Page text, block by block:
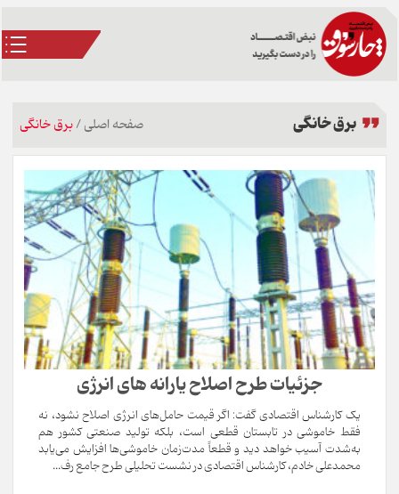
برق خانگی صفحه اصلی/برق خانگی
جزئیات طرح اصلاح یارانه های انرژی
یک کارشناس اقتصادی گفت: اگر قیمت حامل‌های انرژی اصلاح نشود، نه
فقط خاموشی در تابستان قطعی است، بلکه تولید صنعتی کشور هم
به‌شدت آسیب خواهد دید و قطعاً مدت‌زمان خاموشی‌ها افزایش می‌یابد
محمدعلی خادم، کارشناس اقتصادی در نشست تحلیلی طرح جامع رف...